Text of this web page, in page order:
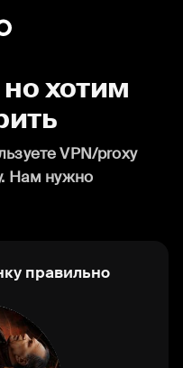
хотим
VPN/proxy
Нам нужно
правильно